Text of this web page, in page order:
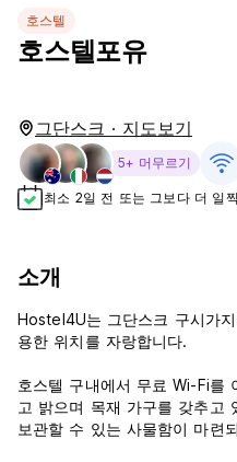
호스텔
호스텔포유
그단스크 · 지도보기
5+ 머무르기
최소 2일 전 또는 그보다 더 일
소개
Hostel4U는 그단스크 구시가
용한 위치를 자랑합니다.
호스텔 구내에서 무료 Wi-Fi를
고 밝으며 목재 가구를 갖추고
보관할 수 있는 사물함이 마련